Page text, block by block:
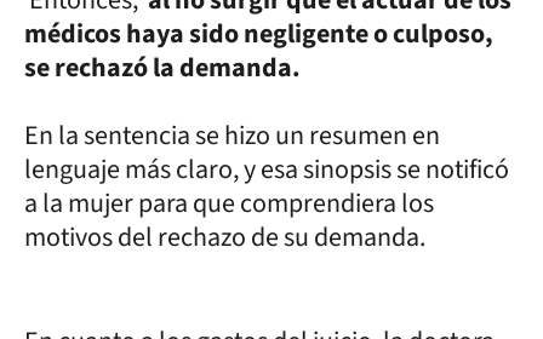
médicos haya sido negligente o culposo,
se rechazó la demanda.
En la sentencia se hizo un resumen en
lenguaje más claro, y esa sinopsis se notificó
a la mujer para que comprendiera los
motivos del rechazo de su demanda.